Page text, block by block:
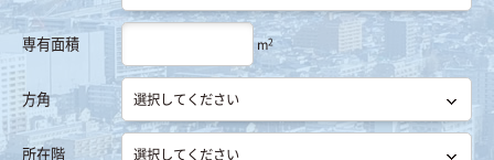
専有面積 m2
方角
所在階